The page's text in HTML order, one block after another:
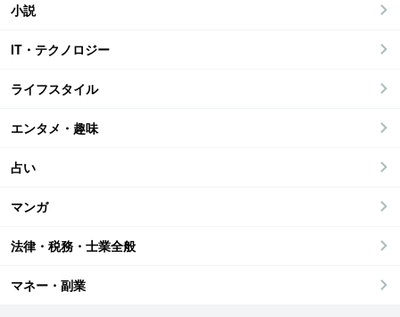
小説
IT・テクノロジー
ライフスタイル
エンタメ・趣味
占い
マンガ
法律・税務・士業全般
マネー・副業